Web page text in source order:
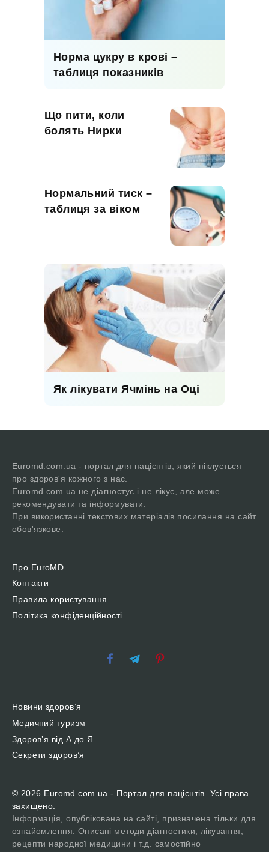
Норма цукру в крові –
таблиця показників
Що пити, коли
болять Нирки
Нормальний тиск –
таблиця за віком
Як лікувати Ячмінь на Оці
Euromd.com.ua - портал для пацієнтів, який піклується
про здоров'я кожного з нас.
Euromd.com.ua не діагностує і не лікує, але може
рекомендувати та інформувати.
При використанні текстових матеріалів посилання на сайт
обов'язкове.
Про EuroMD
Контакти
Правила користування
Політика конфіденційності
Новини здоров’я
Медичний туризм
Здоров’я від А до Я
Секрети здоров’я
© 2026 Euromd.com.ua - Портал для пацієнтів. Усі права
захищено.
Інформація, опублікована на сайті, призначена тільки для
ознайомлення. Описані методи діагностики, лікування,
рецепти народної медицини і т.д. самостійно